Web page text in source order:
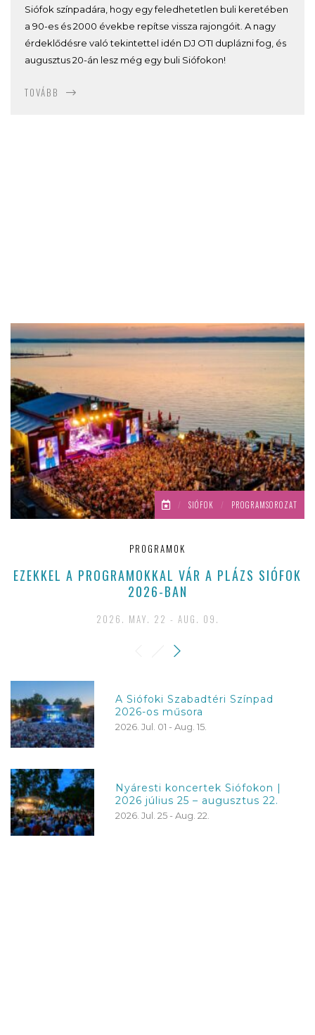
Siófok színpadára, hogy egy feledhetetlen buli keretében
a 90-es és 2000 évekbe repítse vissza rajongóit. A nagy
érdeklődésre való tekintettel idén DJ OTI duplázni fog, és
augusztus 20-án lesz még egy buli Siófokon!
TOVÁBB
/ SIÓFOK / PROGRAMSOROZAT
PROGRAMOK
EZEKKEL A PROGRAMOKKAL VÁR A PLÁZS SIÓFOK
2026-BAN
2026. MAY. 22 - AUG. 09.
A Siófoki Szabadtéri Színpad
2026-os műsora
2026. Jul. 01 - Aug. 15.
Nyáresti koncertek Siófokon |
2026 július 25 – augusztus 22.
2026. Jul. 25 - Aug. 22.